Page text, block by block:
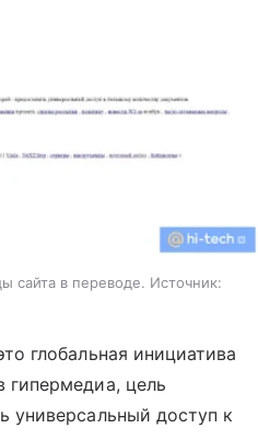
сайта в переводе. Источник:
глобальная инициатива
гипермедиа, цель
универсальный доступ к